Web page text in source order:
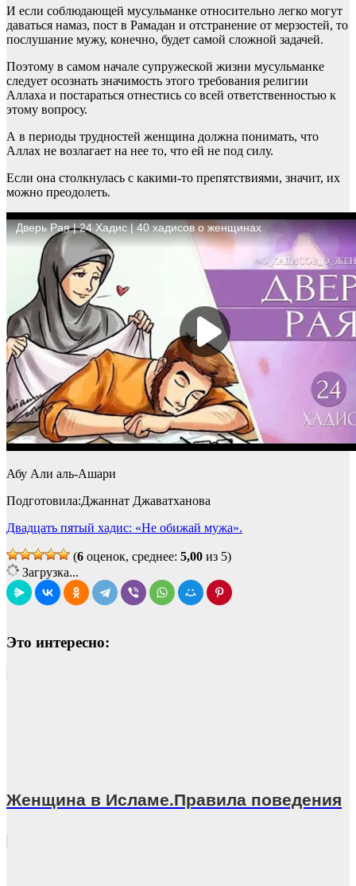
И если соблюдающей мусульманке относительно легко могут
даваться намаз, пост в Рамадан и отстранение от мерзостей, то
послушание мужу, конечно, будет самой сложной задачей.
Поэтому в самом начале супружеской жизни мусульманке
следует осознать значимость этого требования религии
Аллаха и постараться отнестись со всей ответственностью к
этому вопросу.
А в периоды трудностей женщина должна понимать, что
Аллах не возлагает на нее то, что ей не под силу.
Если она столкнулась с какими-то препятствиями, значит, их
можно преодолеть.
Абу Али аль-Ашари
Подготовила:Джаннат Джаватханова
Двадцать пятый хадис: «Не обижай мужа».
(6 оценок, среднее: 5,00 из 5)
Загрузка...
Это интересно:
Женщина в Исламе.Правила поведения